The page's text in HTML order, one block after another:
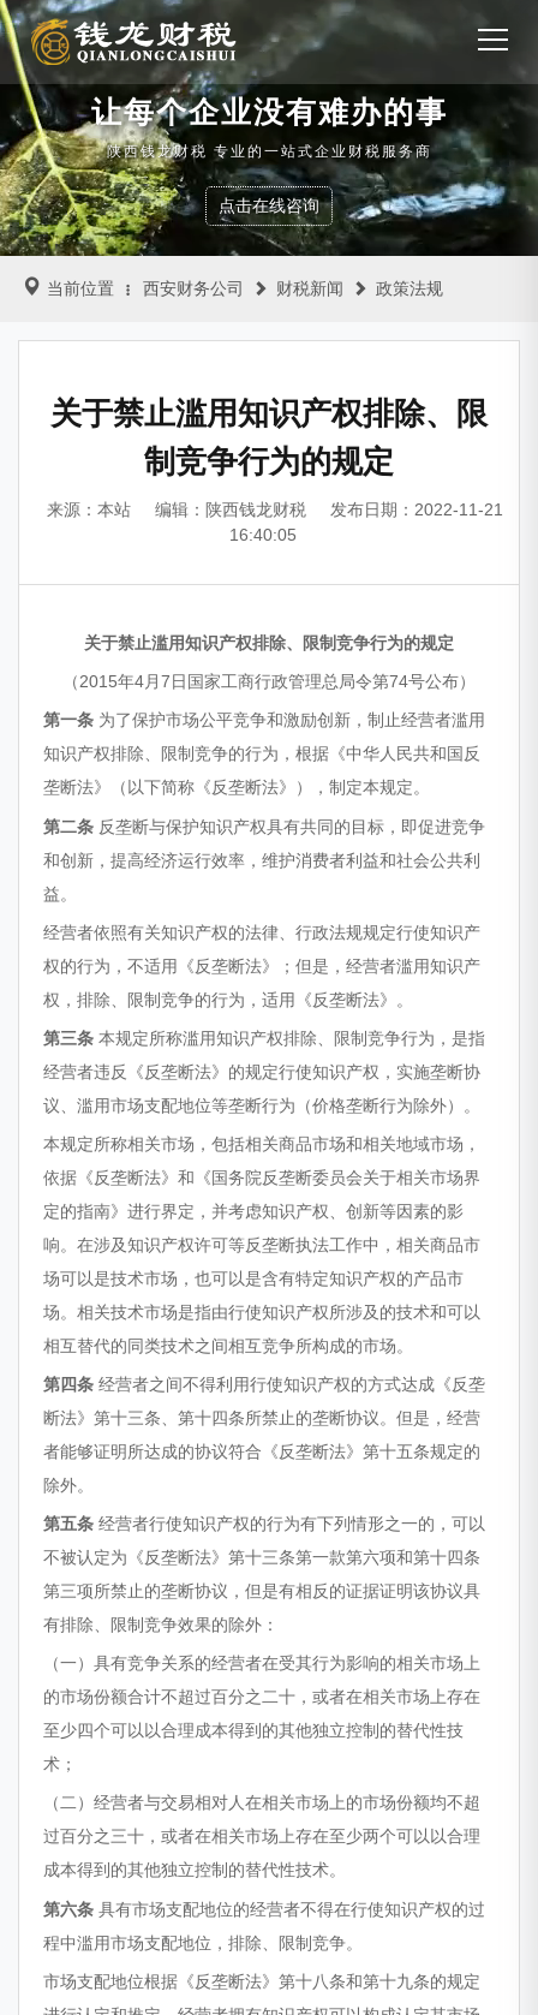
让每个企业没有难办的事
陕西钱龙财税 专业的一站式企业财税服务商
点击在线咨询
当前位置 西安财务公司 财税新闻 政策法规
关于禁止滥用知识产权排除、限
制竞争行为的规定
来源：本站 编辑：陕西钱龙财税
发布日期：2022-11-21
16:40:05
关于禁止滥用知识产权排除、限制竞争行为的规定
（2015年4月7日国家工商行政管理总局令第74号公布）
第一条 为了保护市场公平竞争和激励创新，制止经营者滥用
知识产权排除、限制竞争的行为，根据《中华人民共和国反
垄断法》（以下简称《反垄断法》），制定本规定。
第二条 反垄断与保护知识产权具有共同的目标，即促进竞争
和创新，提高经济运行效率，维护消费者利益和社会公共利
益。
经营者依照有关知识产权的法律、行政法规规定行使知识产
权的行为，不适用《反垄断法》；但是，经营者滥用知识产
权，排除、限制竞争的行为，适用《反垄断法》。
第三条 本规定所称滥用知识产权排除、限制竞争行为，是指
经营者违反《反垄断法》的规定行使知识产权，实施垄断协
议、滥用市场支配地位等垄断行为（价格垄断行为除外）。
本规定所称相关市场，包括相关商品市场和相关地域市场，
依据《反垄断法》和《国务院反垄断委员会关于相关市场界
定的指南》进行界定，并考虑知识产权、创新等因素的影
响。在涉及知识产权许可等反垄断执法工作中，相关商品市
场可以是技术市场，也可以是含有特定知识产权的产品市
场。相关技术市场是指由行使知识产权所涉及的技术和可以
相互替代的同类技术之间相互竞争所构成的市场。
第四条 经营者之间不得利用行使知识产权的方式达成《反垄
断法》第十三条、第十四条所禁止的垄断协议。但是，经营
者能够证明所达成的协议符合《反垄断法》第十五条规定的
除外。
第五条 经营者行使知识产权的行为有下列情形之一的，可以
不被认定为《反垄断法》第十三条第一款第六项和第十四条
第三项所禁止的垄断协议，但是有相反的证据证明该协议具
有排除、限制竞争效果的除外：
（一）具有竞争关系的经营者在受其行为影响的相关市场上
的市场份额合计不超过百分之二十，或者在相关市场上存在
至少四个可以以合理成本得到的其他独立控制的替代性技
术；
（二）经营者与交易相对人在相关市场上的市场份额均不超
过百分之三十，或者在相关市场上存在至少两个可以以合理
成本得到的其他独立控制的替代性技术。
第六条 具有市场支配地位的经营者不得在行使知识产权的过
程中滥用市场支配地位，排除、限制竞争。
市场支配地位根据《反垄断法》第十八条和第十九条的规定